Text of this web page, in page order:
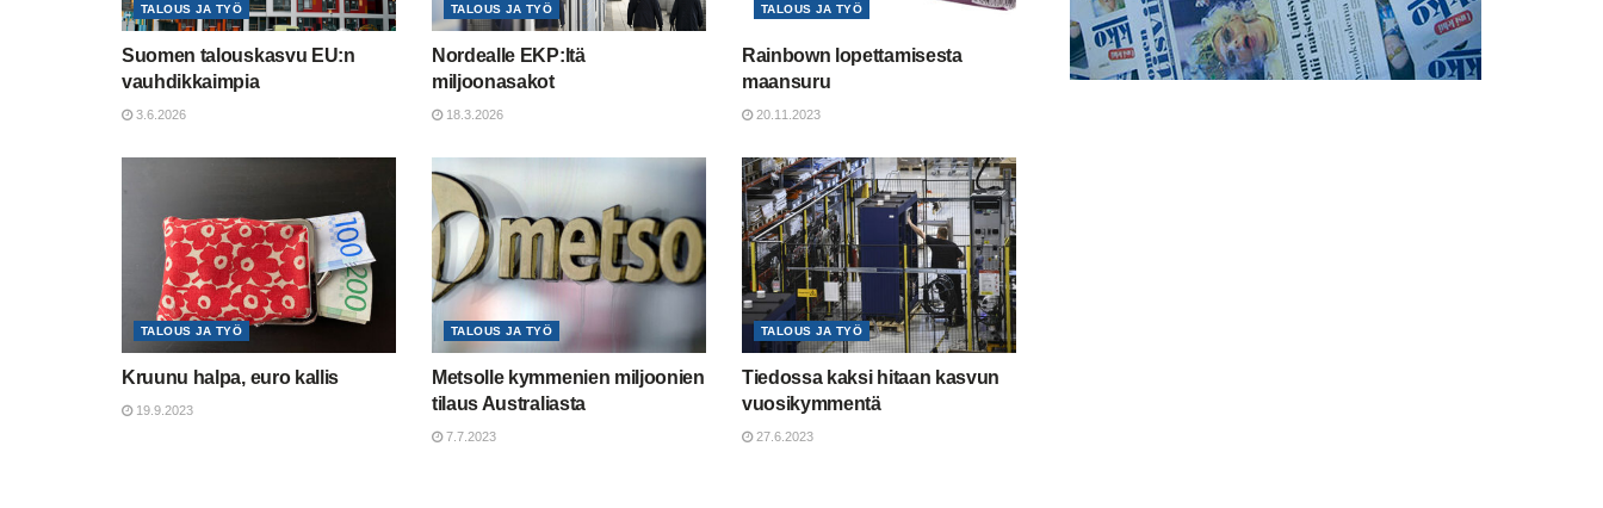
TALOUS JA TYÖ
Suomen talouskasvu EU:n
vauhdikkaimpia
3.6.2026
TALOUS JA TYÖ
Nordealle EKP:ltä
miljoonasakot
18.3.2026
TALOUS JA TYÖ
Rainbown lopettamisesta
maansuru
20.11.2023
TALOUS JA TYÖ
Kruunu halpa, euro kallis
19.9.2023
TALOUS JA TYÖ
Metsolle kymmenien miljoonien
tilaus Australiasta
7.7.2023
TALOUS JA TYÖ
Tiedossa kaksi hitaan kasvun
vuosikymmentä
27.6.2023